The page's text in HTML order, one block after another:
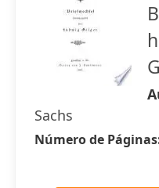
Sachs
Número de